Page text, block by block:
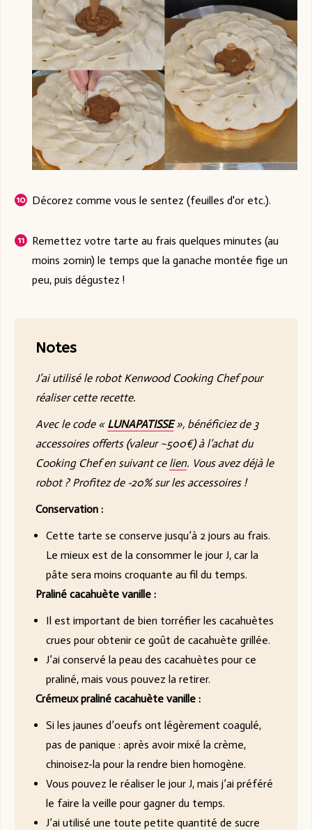
Décorez comme vous le sentez (feuilles d'or etc.).
Remettez votre tarte au frais quelques minutes (au
moins 20min) le temps que la ganache montée fige un
peu, puis dégustez !
Notes
J’ai utilisé le robot Kenwood Cooking Chef pour
réaliser cette recette.
Avec le code « LUNAPATISSE», bénéficiez de 3
accessoires offerts (valeur ~500€) à l’achat du
Cooking Chef en suivant ce lien. Vous avez déjà le
robot ? Profitez de -20% sur les accessoires !
Conservation :
Cette tarte se conserve jusqu’à 2 jours au frais.
Le mieux est de la consommer le jour J, car la
pâte sera moins croquante au fil du temps.
Praliné cacahuète vanille :
Il est important de bien torréfier les cacahuètes
crues pour obtenir ce goût de cacahuète grillée.
J’ai conservé la peau des cacahuètes pour ce
praliné, mais vous pouvez la retirer.
Crémeux praliné cacahuète vanille :
Si les jaunes d’oeufs ont légèrement coagulé,
pas de panique : après avoir mixé la crème,
chinoisez-la pour la rendre bien homogène.
Vous pouvez le réaliser le jour J, mais j’ai préféré
le faire la veille pour gagner du temps.
J’ai utilisé une toute petite quantité de sucre